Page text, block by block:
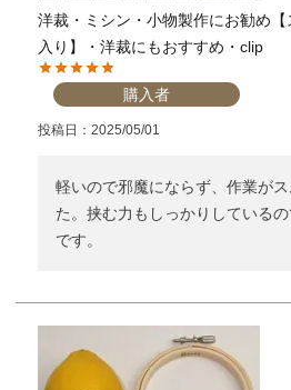
会員規約について
特定商取引法について
洋裁・ミシン・小物製作にお勧め
入り】・洋裁にもおすすめ・clip
購入者
投稿日 2025/05/01
軽いので邪魔にならず、作業が
た。挟む力もしっかりしている
です。